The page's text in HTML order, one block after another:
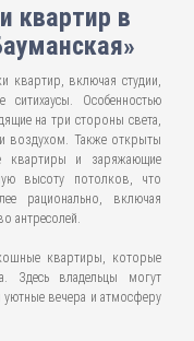
квартир в
квартир, включая студии,
Особенностью
на три стороны света,
воздухом. Также открыты
квартиры и заряжающие
высоту потолков, что
рационально, включая
антресолей.
квартиры, которые
Здесь владельцы могут
уютные вечера и атмосферу